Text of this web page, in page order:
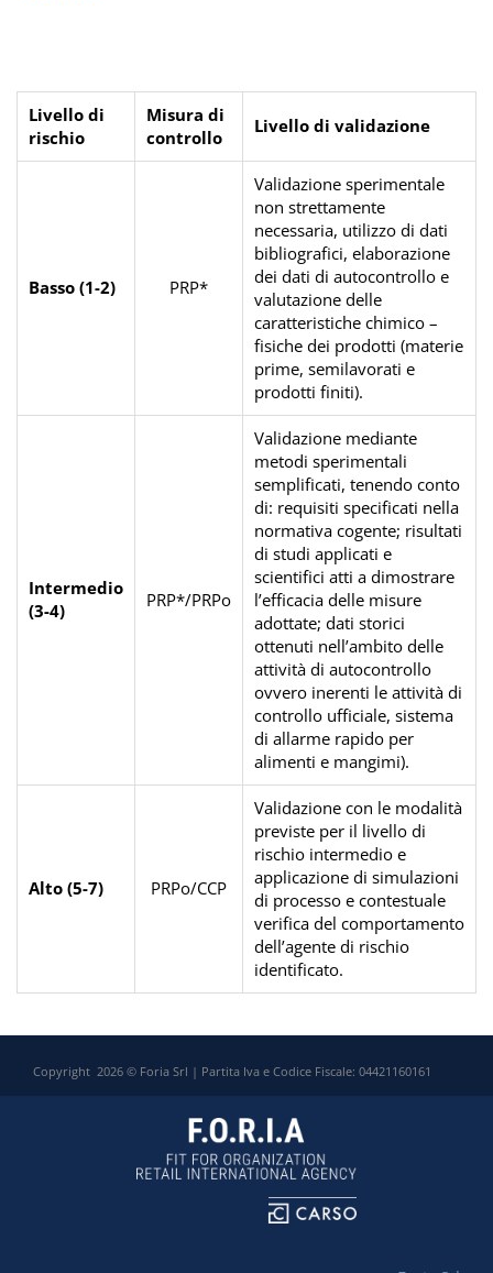
Livello di
rischio
Misura di
controllo
Livello di validazione
Basso (1-2) PRP*
Validazione sperimentale
non strettamente
necessaria, utilizzo di dati
bibliografici, elaborazione
dei dati di autocontrollo e
valutazione delle
caratteristiche chimico –
fisiche dei prodotti (materie
prime, semilavorati e
prodotti finiti).
Intermedio
(3-4)
PRP*/PRPo
Validazione mediante
metodi sperimentali
semplificati, tenendo conto
di: requisiti specificati nella
normativa cogente; risultati
di studi applicati e
scientifici atti a dimostrare
l’efficacia delle misure
adottate; dati storici
ottenuti nell’ambito delle
attività di autocontrollo
ovvero inerenti le attività di
controllo ufficiale, sistema
di allarme rapido per
alimenti e mangimi).
Alto (5-7) PRPo/CCP
Validazione con le modalità
previste per il livello di
rischio intermedio e
applicazione di simulazioni
di processo e contestuale
verifica del comportamento
dell’agente di rischio
identificato.
Copyright 2026 © Foria Srl | Partita Iva e Codice Fiscale: 04421160161